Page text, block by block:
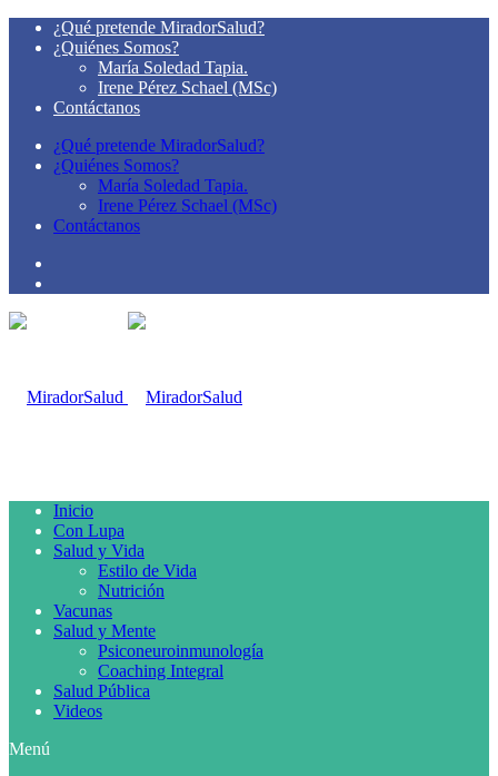
¿Qué pretende MiradorSalud?
¿Quiénes Somos?
María Soledad Tapia.
Irene Pérez Schael (MSc)
Contáctanos
¿Qué pretende MiradorSalud?
¿Quiénes Somos?
María Soledad Tapia.
Irene Pérez Schael (MSc)
Contáctanos
Inicio
Con Lupa
Salud y Vida
Estilo de Vida
Nutrición
Vacunas
Salud y Mente
Psiconeuroinmunología
Coaching Integral
Salud Pública
Videos
Menú